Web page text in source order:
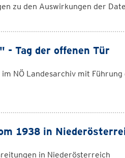
zu den Auswirkungen der
- Tag der offenen Tür
NÖ Landesarchiv mit
1938 in
in Niederösterreich